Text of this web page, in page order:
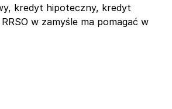
kredyt hipoteczny, kredyt
w zamyśle ma pomagać w